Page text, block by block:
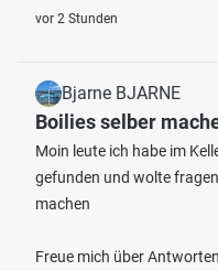
vor 2 Stunden
Bjarne BJARNE
Boilies selber
Moin leute ich habe im
gefunden und wolte
machen
Freue mich über